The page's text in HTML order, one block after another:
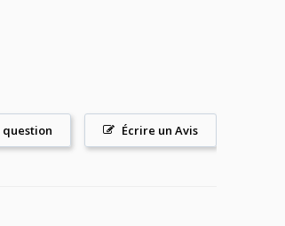
Écrire un Avis
question